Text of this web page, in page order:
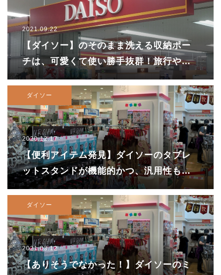
2021.09.22
【ダイソー】のそのまま洗える収納ポー
チは、可愛くて使い勝手抜群！旅行や出
張のマストアイテム！
ダイソー
2020.12.17
【便利アイテム発見】ダイソーのタブレ
ットスタンドが機能的かつ、汎用性も高
くて便利すぎるんです！
ダイソー
2021.03.12
【ありそうでなかった！】ダイソーのミ